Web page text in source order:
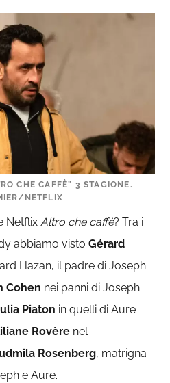
CHE CAFFÈ” 3 STAGIONE.
NETFLIX
NetflixAltro che caffè? Tra i
abbiamo vistoGérard
Hazan, il padre di Joseph
Cohen nei panni di Joseph
Piaton in quelli di Aure
Rovère nel
Rosenberg, matrigna
e Aure.